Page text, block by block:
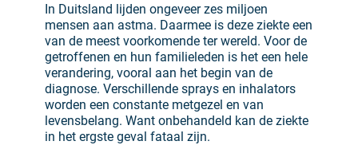
In Duitsland lijden ongeveer zes miljoen
mensen aan astma. Daarmee is deze ziekte een
van de meest voorkomende ter wereld. Voor de
getroffenen en hun familieleden is het een hele
verandering, vooral aan het begin van de
diagnose. Verschillende sprays en inhalators
worden een constante metgezel en van
levensbelang. Want onbehandeld kan de ziekte
in het ergste geval fataal zijn.